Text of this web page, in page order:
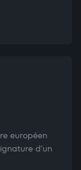
européen
d’un